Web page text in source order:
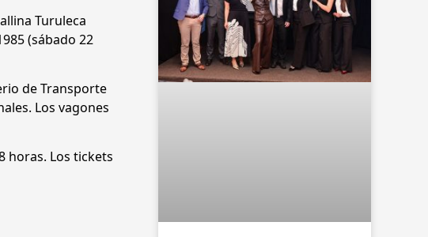
Turuleca
(sábado 22
de Transporte
Los vagones
horas. Los tickets